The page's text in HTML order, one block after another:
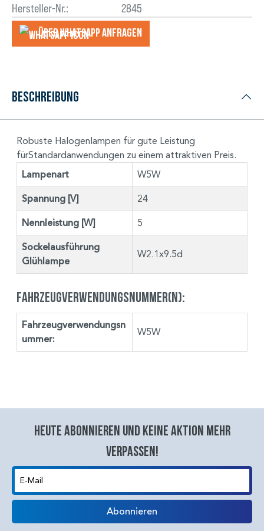
Hersteller-Nr.:
2845
Über WhatsApp anfragеn
Beschreibung
Robuste Halogenlampen für gute Leistung
fürStandardanwendungen zu einem attraktiven Preis.
Lampenart W5W
Spannung [V] 24
Nennleistung [W] 5
Sockelausführung
Glühlampe
W2.1x9.5d
Fahrzeugverwendungsnummer(n):
Fahrzeugverwendungsn
ummer:
W5W
Heute abonnieren und keine aktion mehr
verpassen!
E-Mail
Abonnieren